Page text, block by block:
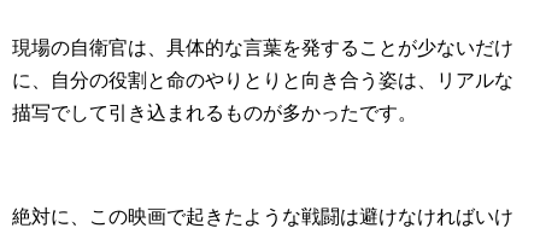
現場の自衛官は、具体的な言葉を発することが少ないだけ
に、自分の役割と命のやりとりと向き合う姿は、リアルな
描写でして引き込まれるものが多かったです。
絶対に、この映画で起きたような戦闘は避けなければいけ